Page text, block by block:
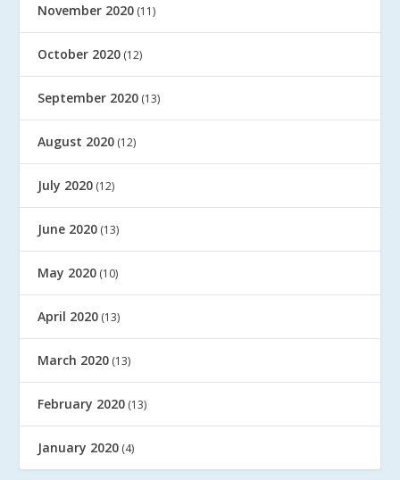
November 2020 (11)
October 2020 (12)
September 2020 (13)
August 2020 (12)
July 2020 (12)
June 2020 (13)
May 2020 (10)
April 2020 (13)
March 2020 (13)
February 2020 (13)
January 2020 (4)